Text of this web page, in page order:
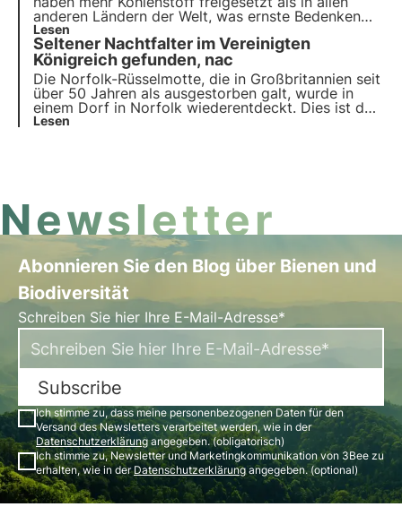
anderen Ländern der Welt, was ernste Bedenken
hinsichtlich der Zukunft der kanadischen borealen
Wälder und ihrer Rolle bei der Eindämmung des
Klimawandels aufkommen lässt.
Lesen
Seltener Nachtfalter im Vereinigten
Königreich gefunden, nac
Die Norfolk-Rüsselmotte, die in Großbritannien seit
über 50 Jahren als ausgestorben galt, wurde in
einem Dorf in Norfolk wiederentdeckt. Dies ist das
3Bee-Format für nachhaltige Nachrichten in
Lesen
Newsletter
Abonnieren Sie den Blog über Bienen und
Biodiversität
Schreiben Sie hier Ihre E-Mail-Adresse*
Subscribe
Ich stimme zu, dass meine personenbezogenen Daten für den
Versand des Newsletters verarbeitet werden, wie in der
Datenschutzerklärungangegeben. (obligatorisch)
Ich stimme zu, Newsletter und Marketingkommunikation von 3Bee zu
erhalten, wie in derDatenschutzerklärungangegeben. (optional)